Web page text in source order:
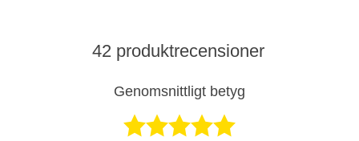
42 produktrecensioner
Genomsnittligt betyg
Betygsatt 4,6